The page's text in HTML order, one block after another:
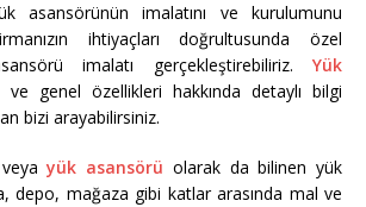
asansörünün imalatını ve kurulumunu
ihtiyaçları doğrultusunda özel
imalatı gerçekleştirebiliriz. Yük
ve genel özellikleri hakkında detaylı bilgi
bizi arayabilirsiniz.
veyayük asansörü olarak da bilinen yük
depo, mağaza gibi katlar arasında mal ve